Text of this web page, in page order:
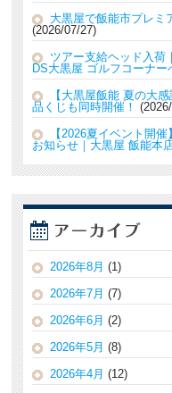
大黒屋で飯能市プレミ
2026/07/27
ツアー支給ヘッド入荷
DS大黒屋 ゴルフコーナー
【大黒屋飯能 夏の大
品くじも同時開催！
【2026夏イベント開
お知らせ｜大黒屋 飯能本
2026年8月 (1)
2026年7月 (7)
2026年6月 (2)
2026年5月 (8)
2026年4月 (12)